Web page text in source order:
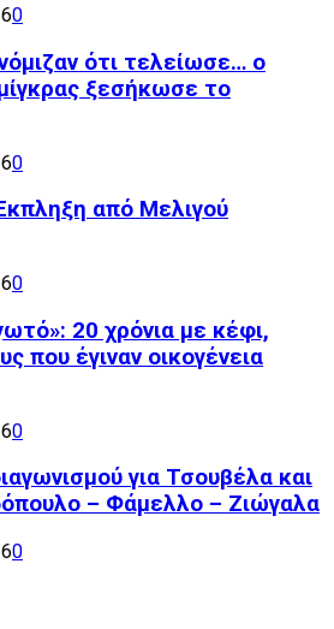
0
ότι τελείωσε… ο
ξεσήκωσε το
0
από Μελιγού
0
20 χρόνια με κέφι,
που έγιναν οικογένεια
0
για Τσουβέλα και
– Φάμελλο – Ζιώγαλα
0